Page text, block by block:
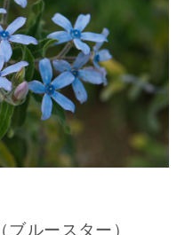
ルースター）